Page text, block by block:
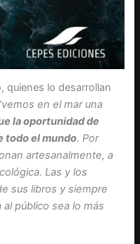
quienes lo desarrollan
en el mar una
la oportunidad de
todo el mundo. Por
artesanalmente, a
Las y los
sus libros y siempre
público sea lo más